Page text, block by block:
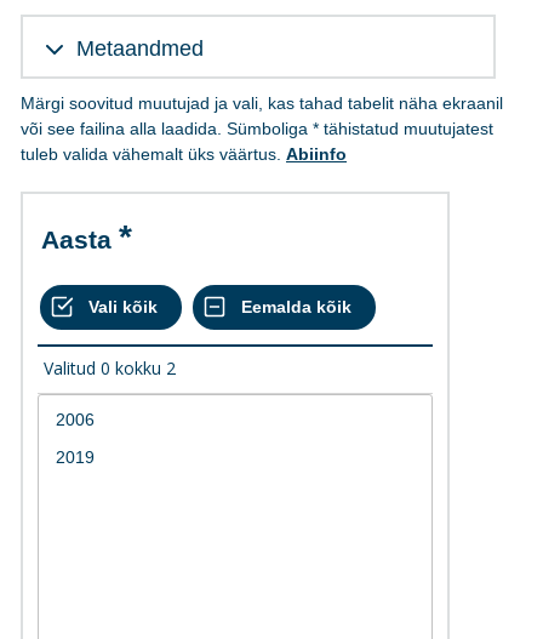
Metaandmed
Märgi soovitud muutujad ja vali, kas tahad tabelit näha ekraanil
või see failina alla laadida. Sümboliga * tähistatud muutujatest
tuleb valida vähemalt üks väärtus. Abiinfo
Aasta
Valitud 0 kokku 2